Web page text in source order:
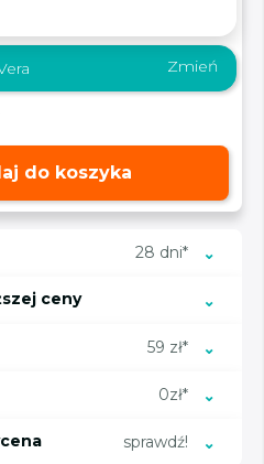
Zmień
do koszyka
28 dni*
ceny
59 zł*
0zł*
sprawdź!